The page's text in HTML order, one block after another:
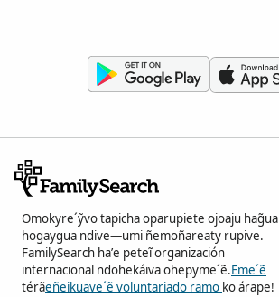
Omokyre´ỹvo tapicha oparupiete ojoaju hag̃ua
hogaygua ndive—umi ñemoñareaty rupive.
FamilySearch ha’e peteĩ organización
internacional ndohekáiva ohepyme´ẽ.Eme´ẽ
térãeñeikuave´ẽ voluntariado ramo ko árape!